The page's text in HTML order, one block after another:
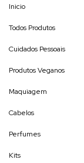
Inicio
Todos Produtos
Cuidados Pessoais
Produtos Veganos
Maquiagem
Cabelos
Perfumes
Kits